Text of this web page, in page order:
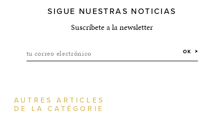
SIGUE NUESTRAS NOTICIAS
Suscríbete a la newsletter
tu correo electrónico OK
AUTRES ARTICLES
DE LA CATÉGORIE